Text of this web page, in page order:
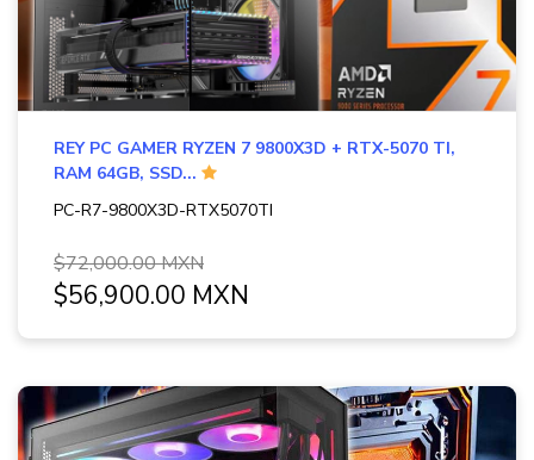
REY PC GAMER RYZEN 7 9800X3D + RTX-5070 TI,
RAM 64GB, SSD...
PC-R7-9800X3D-RTX5070TI
$72,000.00 MXN
$56,900.00 MXN